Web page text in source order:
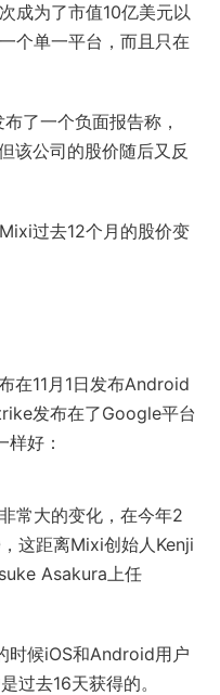
成为了市值10亿美元以
个单一平台，而且只在
了一个负面报告称，
该公司的股价随后又反
过去12个月的股价变
在11月1日发布Android
发布在了Google平台
好：
常大的变化，在今年2
这距离Mixi创始人Kenji
Asakura上任
时候iOS和Android用户
过去16天获得的。